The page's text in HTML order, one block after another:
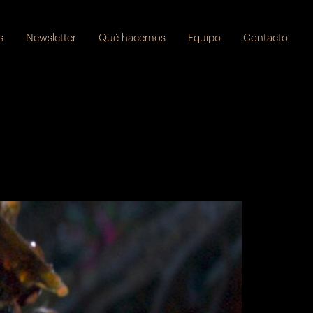
Newsletter Qué hacemos Equipo Contacto